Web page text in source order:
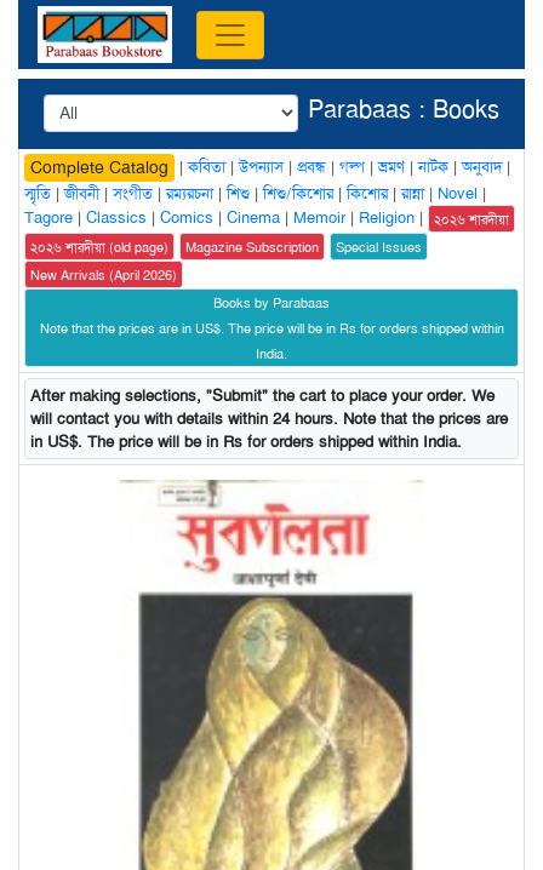
Parabaas : Books
Complete Catalog |কবিতা|উপন্যাস| প্রবন্ধ | গল্প |ভ্রমণ|নাটক |অনুবাদ|
স্মৃতি |জীবনী|সংগীত |রম্যরচনা|শিশু |শিশু/কিশোর|কিশোর|রান্না| Novel |
Tagore | Classics | Comics | Cinema | Memoir| Religion |
২০২৬ শারদীয়া
২০২৬ শারদীয়া (old page)
Magazine Subscription
Special Issues
New Arrivals (April 2026)
Books by Parabaas
Note that the prices are in US$. The price will be in Rs for orders shipped within
India.
After making selections, "Submit" the cart to place your order. We
will contact you with details within 24 hours. Note that the prices are
in US$. The price will be in Rs for orders shipped within India.